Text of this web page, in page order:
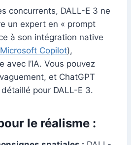
concurrents, DALL-E 3 ne
un expert en « prompt
à son intégration native
Microsoft Copilot),
avec l’IA. Vous pouvez
et ChatGPT
pour DALL-E 3.
le réalisme :